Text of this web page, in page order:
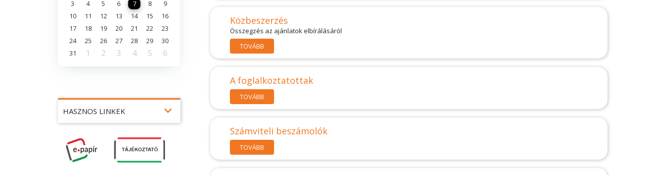
HASZNOS LINKEK expand_more
3
4 5 6 7 8
9
10
11 12 13 14 15
16
17
18 19 20 21 22
23
24
25 26 27 28 29
30
31
1 2 3 4 5 6
Közbeszerzés
Összegzés az ajánlatok elbírálásáról
TOVÁBB
A foglalkoztatottak
TOVÁBB
Számviteli beszámolók
TOVÁBB